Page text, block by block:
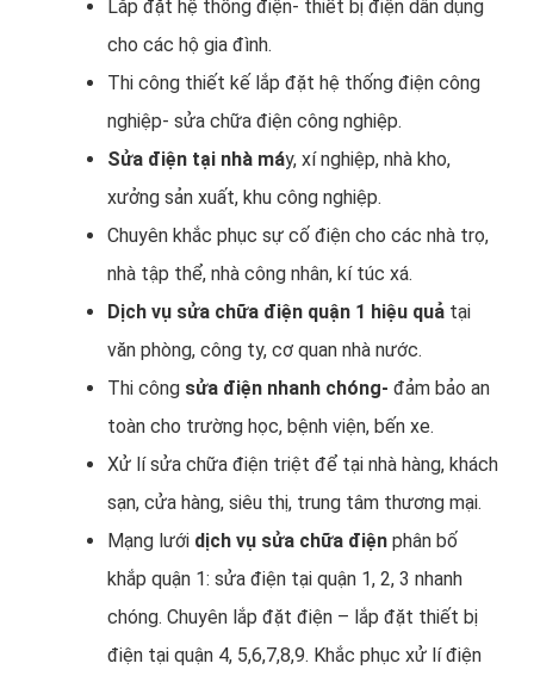
Lắp đặt hệ thống điện- thiết bị điện dân dụng
cho các hộ gia đình.
Thi công thiết kế lắp đặt hệ thống điện công
nghiệp- sửa chữa điện công nghiệp.
Sửa điện tại nhà máy, xí nghiệp, nhà kho,
xưởng sản xuất, khu công nghiệp.
Chuyên khắc phục sự cố điện cho các nhà trọ,
nhà tập thể, nhà công nhân, kí túc xá.
Dịch vụ sửa chữa điện quận 1 hiệu quả tại
văn phòng, công ty, cơ quan nhà nước.
Thi công sửa điện nhanh chóng- đảm bảo an
toàn cho trường học, bệnh viện, bến xe.
Xử lí sửa chữa điện triệt để tại nhà hàng, khách
sạn, cửa hàng, siêu thị, trung tâm thương mại.
Mạng lưới dịch vụ sửa chữa điện phân bố
khắp quận 1: sửa điện tại quận 1, 2, 3 nhanh
chóng. Chuyên lắp đặt điện – lắp đặt thiết bị
điện tại quận 4, 5,6,7,8,9. Khắc phục xử lí điện